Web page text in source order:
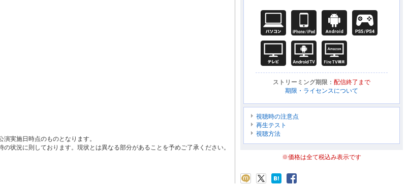
実施日時点のものとなります。
状況に則しております。現状とは異なる部分があることを予めご了承ください。
ストリーミング期限： 配信終了まで
期限・ライセンスについて
視聴時の注意点
再生テスト
視聴方法
※価格は全て税込み表示です